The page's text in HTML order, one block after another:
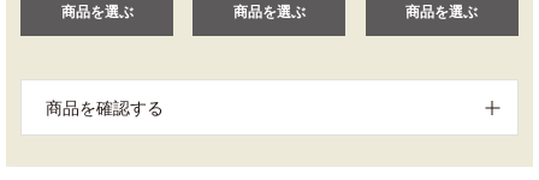
商品を選ぶ 商品を選ぶ 商品を選ぶ
商品を確認する